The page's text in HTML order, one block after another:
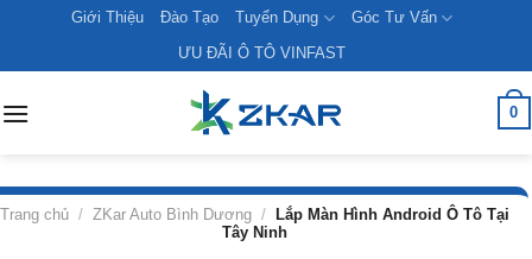
content
Giới Thiệu Đào Tạo Tuyển Dụng
Góc Tư Vấn
ƯU ĐÃI Ô TÔ VINFAST
0
Trang chủ / ZKar Auto Bình Dương /
Lắp Màn Hình Android Ô Tô Tại
Tây Ninh